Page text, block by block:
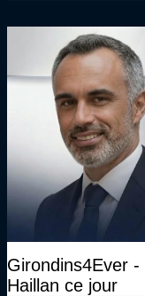
Girondins4Ever
Haillan ce jour